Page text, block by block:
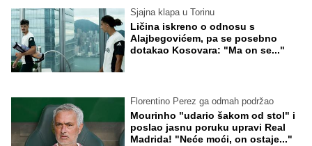
Sjajna klapa u Torinu
Ličina iskreno o odnosu s
Alajbegovićem, pa se posebno
dotakao Kosovara: "Ma on se..."
Florentino Perez ga odmah podržao
Mourinho "udario šakom od stol" i
poslao jasnu poruku upravi Real
Madrida! "Neće moći, on ostaje..."